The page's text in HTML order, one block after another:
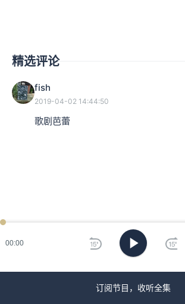
00:00
精选评论
fish
2019-04-02 14:44:50
歌剧芭蕾
订阅节目，收听全集